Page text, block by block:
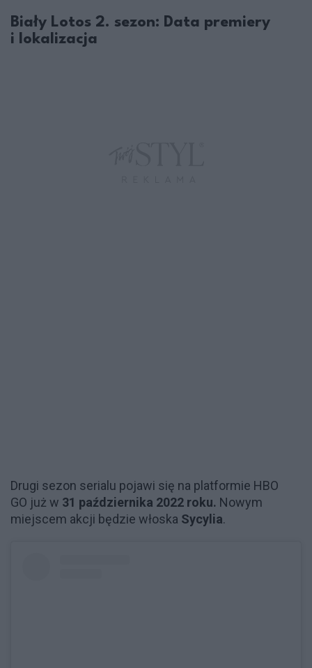
Biały Lotos 2. sezon: Data premiery
i lokalizacja
Drugi sezon serialu pojawi się na platformie HBO
GO już w 31 października 2022 roku. Nowym
miejscem akcji będzie włoska Sycylia.